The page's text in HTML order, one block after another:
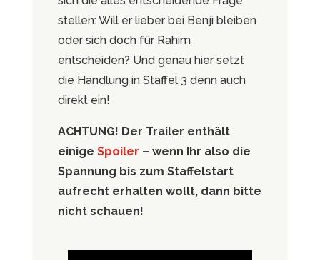
stellen: Will er lieber bei Benji bleiben
oder sich doch für Rahim
entscheiden? Und genau hier setzt
die Handlung in Staffel 3 denn auch
direkt ein!
ACHTUNG! Der Trailer enthält
einige Spoiler – wenn Ihr also die
Spannung bis zum Staffelstart
aufrecht erhalten wollt, dann bitte
nicht schauen!